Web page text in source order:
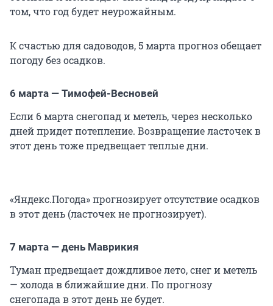
том, что год будет неурожайным.
К счастью для садоводов, 5 марта прогноз обещает
погоду без осадков.
6 марта — Тимофей-Весновей
Если 6 марта снегопад и метель, через несколько
дней придет потепление. Возвращение ласточек в
этот день тоже предвещает теплые дни.
«Яндекс.Погода» прогнозирует отсутствие осадков
в этот день (ласточек не прогнозирует).
7 марта — день Маврикия
Туман предвещает дождливое лето, снег и метель
— холода в ближайшие дни. По прогнозу
снегопада в этот день не будет.